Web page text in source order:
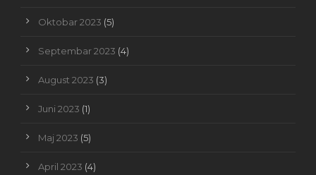
Oktobar 2023 (5)
Septembar 2023 (4)
August 2023 (3)
Juni 2023 (1)
Maj 2023 (5)
April 2023 (4)